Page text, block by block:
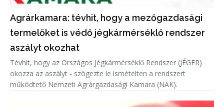
Agrárkamara: tévhit, hogy a mezőgazdasági
termelőket is védő jégkármérséklő rendszer
aszályt okozhat
Tévhit, hogy az Országos Jégkármérséklő Rendszer (JÉGER)
okozza az aszályt - szögezte le ismételten a rendszert
működtető Nemzeti Agrárgazdasági Kamara (NAK).